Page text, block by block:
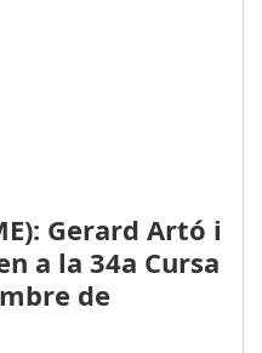
Gerard Artó i
a la 34a Cursa
de